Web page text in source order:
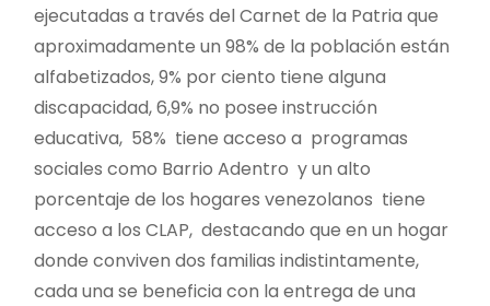
ejecutadas a través del Carnet de la Patria que
aproximadamente un 98% de la población están
alfabetizados, 9% por ciento tiene alguna
discapacidad, 6,9% no posee instrucción
educativa, 58% tiene acceso a programas
sociales como Barrio Adentro y un alto
porcentaje de los hogares venezolanos tiene
acceso a los CLAP, destacando que en un hogar
donde conviven dos familias indistintamente,
cada una se beneficia con la entrega de una